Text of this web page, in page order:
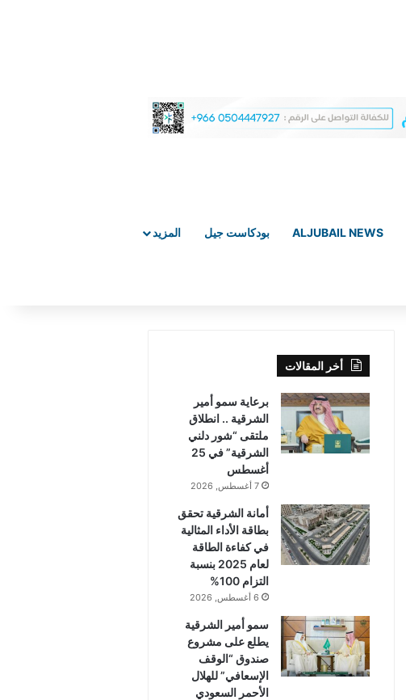
ALJUBAIL NEWS بودكاست جيل المزيد
أخر المقالات
برعاية سمو أمير
الشرقية .. انطلاق
ملتقى “شور دلني
الشرقية” في 25
أغسطس
7 أغسطس, 2026
أمانة الشرقية تحقق
بطاقة الأداء المثالية
في كفاءة الطاقة
لعام 2025 بنسبة
التزام 100%
6 أغسطس, 2026
سمو أمير الشرقية
يطلع على مشروع
صندوق “الوقف
الإسعافي” للهلال
الأحمر السعودي